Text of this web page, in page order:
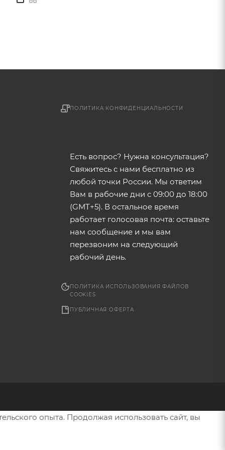
ПОЛИТИКА КОНФИДЕНЦИАЛЬНОСТИ
Есть вопрос? Нужна консультация?
Свяжитесь с нами бесплатно из
любой точки России. Мы ответим
Вам в рабочие дни с 09:00 до 18:00
(GMT+5). В остальное время
работает голосовая почта: оставьте
нам сообщение и мы вам
перезвоним на следующий
рабочий день.
ПОЛИТИКА ИСПОЛЬЗОВАНИЯ ФАЙЛОВ
COOKIES
ПУБЛИЧНАЯ ОФЕРТА
опыта. Продолжая использовать сайт, вы